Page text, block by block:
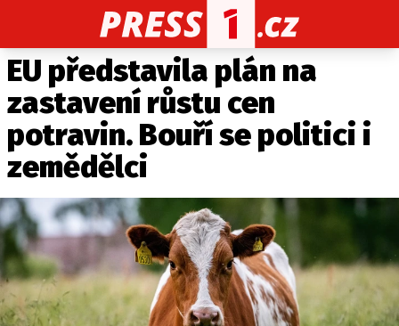
CELEBRITY NOVINKY SPORT
Máte příběh, fotku nebo video?
Pošlete e-mail na PRESS1.cz
O NÁS
O REDAKCI
KONTAKT
VYDAVATEL
EU představila plán na
zastavení růstu cen
potravin. Bouří se politici i
zemědělci